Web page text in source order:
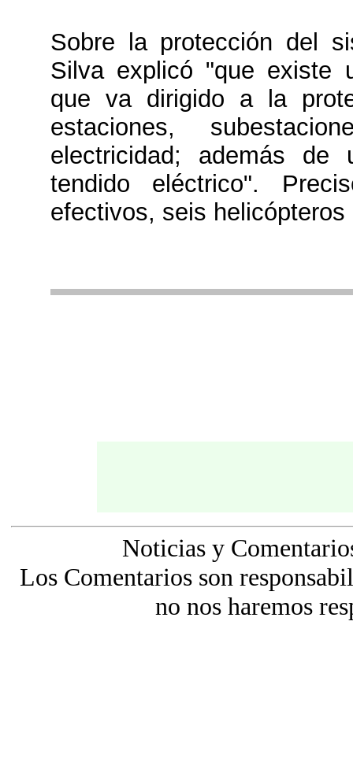
Sobre la protección del
Silva explicó "que existe
que va dirigido a la
estaciones,
electricidad; además de
tendido eléctrico".
efectivos, seis
Noticias y
Los Comentarios son
no nos haremos